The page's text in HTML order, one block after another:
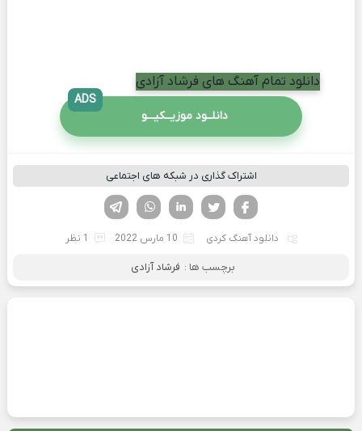
دانلود تمام آهنگ های فرشاد آزادی
دانلــود موزیــکیـــو
ADS
اشتراک گذاری در شبکه های اجتماعی
لینکدین تویتر
فیسوک
دانلود آهنگ کردی 10 مارس 2022 1 نظر
برچسب ها : فرشاد آزادی